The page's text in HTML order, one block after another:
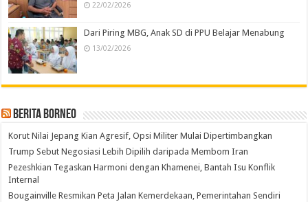
22/02/2026
Dari Piring MBG, Anak SD di PPU Belajar Menabung
13/02/2026
Berita Borneo
Korut Nilai Jepang Kian Agresif, Opsi Militer Mulai Dipertimbangkan
Trump Sebut Negosiasi Lebih Dipilih daripada Membom Iran
Pezeshkian Tegaskan Harmoni dengan Khamenei, Bantah Isu Konflik
Internal
Bougainville Resmikan Peta Jalan Kemerdekaan, Pemerintahan Sendiri